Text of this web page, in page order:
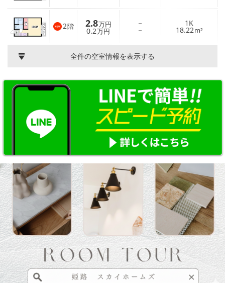
2階 2.8万円
0.2万円
－
－
1K
18.22m²
全件の空室情報を表示する